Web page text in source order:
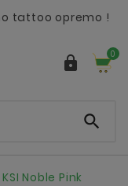
tattoo opremo !
 0

KSI Noble Pink